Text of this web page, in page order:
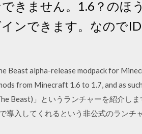
きません。1.6？のほ
ンできます。なので
Beast alpha-release modpack for
from Minecraft 1.6 to 1.7, and as
Beast)」というランチャーを紹介し
導入してくれるという非公式のランチ